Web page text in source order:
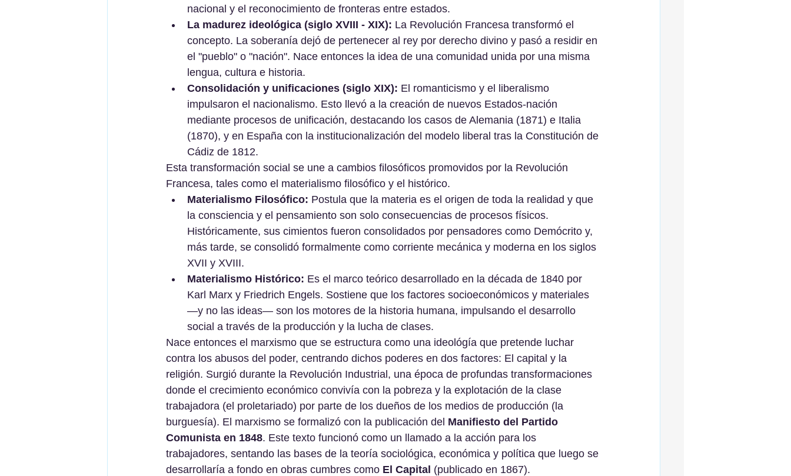
nacional y el reconocimiento de fronteras entre estados.
La madurez ideológica (siglo XVIII - XIX): La Revolución Francesa transformó el
concepto. La soberanía dejó de pertenecer al rey por derecho divino y pasó a residir en
el "pueblo" o "nación". Nace entonces la idea de una comunidad unida por una misma
lengua, cultura e historia.
Consolidación y unificaciones (siglo XIX): El romanticismo y el liberalismo
impulsaron el nacionalismo. Esto llevó a la creación de nuevos Estados-nación
mediante procesos de unificación, destacando los casos de Alemania (1871) e Italia
(1870), y en España con la institucionalización del modelo liberal tras la Constitución de
Cádiz de 1812.
Esta transformación social se une a cambios filosóficos promovidos por la Revolución
Francesa, tales como el materialismo filosófico y el histórico.
Materialismo Filosófico: Postula que la materia es el origen de toda la realidad y que
la consciencia y el pensamiento son solo consecuencias de procesos físicos.
Históricamente, sus cimientos fueron consolidados por pensadores como Demócrito y,
más tarde, se consolidó formalmente como corriente mecánica y moderna en los siglos
XVII y XVIII.
Materialismo Histórico: Es el marco teórico desarrollado en la década de 1840 por
Karl Marx y Friedrich Engels. Sostiene que los factores socioeconómicos y materiales
—y no las ideas— son los motores de la historia humana, impulsando el desarrollo
social a través de la producción y la lucha de clases.
Nace entonces el marxismo que se estructura como una ideológía que pretende luchar
contra los abusos del poder, centrando dichos poderes en dos factores: El capital y la
religión. Surgió durante la Revolución Industrial, una época de profundas transformaciones
donde el crecimiento económico convivía con la pobreza y la explotación de la clase
trabajadora (el proletariado) por parte de los dueños de los medios de producción (la
burguesía). El marxismo se formalizó con la publicación del Manifiesto del Partido
Comunista en 1848. Este texto funcionó como un llamado a la acción para los
trabajadores, sentando las bases de la teoría sociológica, económica y política que luego se
desarrollaría a fondo en obras cumbres como El Capital (publicado en 1867).